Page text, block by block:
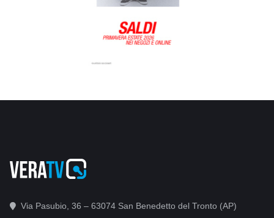
Via Pasubio, 36 – 63074 San Benedetto del Tronto (AP)